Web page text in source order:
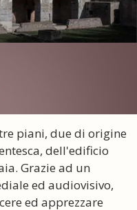
piani, due di origine
dell'edificio
Grazie ad un
ed audiovisivo,
ed apprezzare